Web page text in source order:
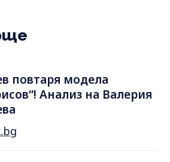
повтаря модела
Анализ на Валерия